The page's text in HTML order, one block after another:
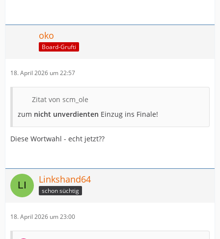
oko
Board-Grufti
18. April 2026 um 22:57
Zitat von scm_ole
zum nicht unverdienten Einzug ins Finale!
Diese Wortwahl - echt jetzt??
Linkshand64
schon süchtig
18. April 2026 um 23:00